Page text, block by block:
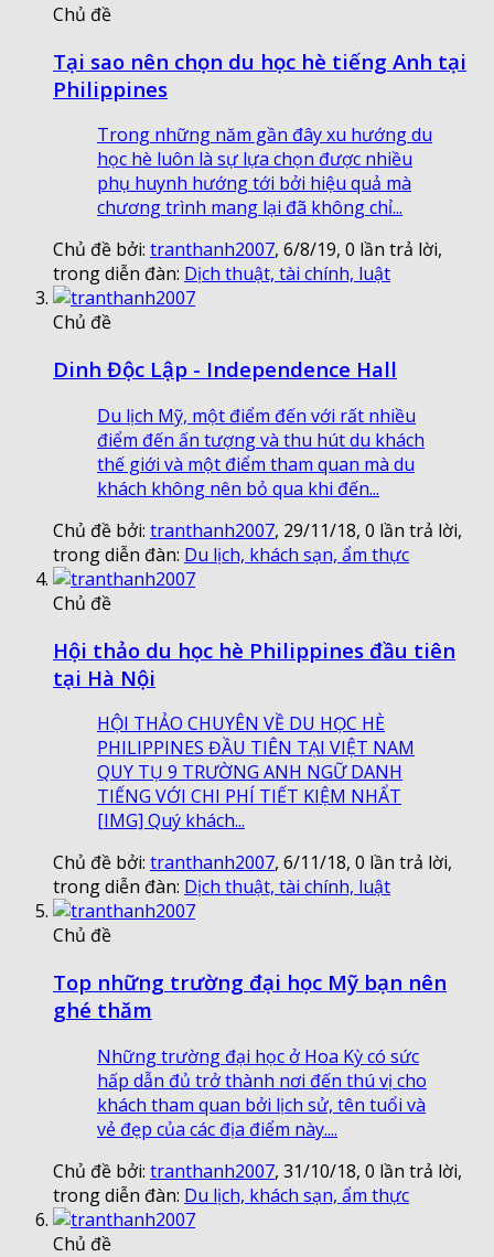
Chủ đề
Tại sao nên chọn du học hè tiếng Anh tại
Philippines
Trong những năm gần đây xu hướng du
học hè luôn là sự lựa chọn được nhiều
phụ huynh hướng tới bởi hiệu quả mà
chương trình mang lại đã không chỉ...
Chủ đề bởi: tranthanh2007, 6/8/19, 0 lần trả lời,
trong diễn đàn: Dịch thuật, tài chính, luật
Chủ đề
Dinh Độc Lập - Independence Hall
Du lịch Mỹ, một điểm đến với rất nhiều
điểm đến ấn tượng và thu hút du khách
thế giới và một điểm tham quan mà du
khách không nên bỏ qua khi đến...
Chủ đề bởi: tranthanh2007, 29/11/18, 0 lần trả lời,
trong diễn đàn: Du lịch, khách sạn, ẩm thực
Chủ đề
Hội thảo du học hè Philippines đầu tiên
tại Hà Nội
HỘI THẢO CHUYÊN VỀ DU HỌC HÈ
PHILIPPINES ĐẦU TIÊN TẠI VIỆT NAM
QUY TỤ 9 TRƯỜNG ANH NGỮ DANH
TIẾNG VỚI CHI PHÍ TIẾT KIỆM NHẨT
[IMG] Quý khách...
Chủ đề bởi: tranthanh2007, 6/11/18, 0 lần trả lời,
trong diễn đàn: Dịch thuật, tài chính, luật
Chủ đề
Top những trường đại học Mỹ bạn nên
ghé thăm
Những trường đại học ở Hoa Kỳ có sức
hấp dẫn đủ trở thành nơi đến thú vị cho
khách tham quan bởi lịch sử, tên tuổi và
vẻ đẹp của các địa điểm này....
Chủ đề bởi: tranthanh2007, 31/10/18, 0 lần trả lời,
trong diễn đàn: Du lịch, khách sạn, ẩm thực
Chủ đề